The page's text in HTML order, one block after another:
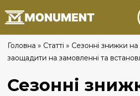
Головна » Статті » Сезонні знижки
заощадити на замовленні та
Сезонні